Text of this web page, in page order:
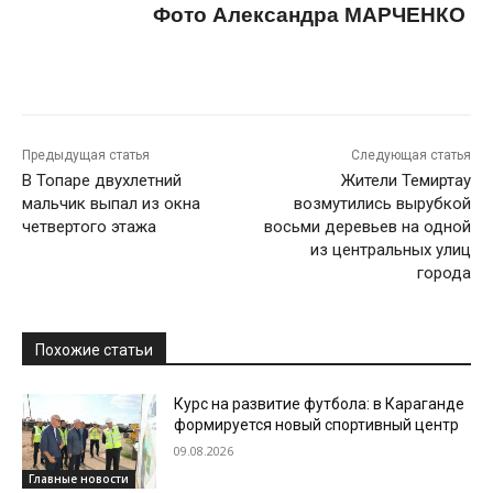
Фото Александра МАРЧЕНКО
Предыдущая статья
В Топаре двухлетний
мальчик выпал из окна
четвертого этажа
Следующая статья
Жители Темиртау
возмутились вырубкой
восьми деревьев на одной
из центральных улиц
города
Похожие статьи
Главные новости
Курс на развитие футбола: в Караганде
формируется новый спортивный центр
09.08.2026